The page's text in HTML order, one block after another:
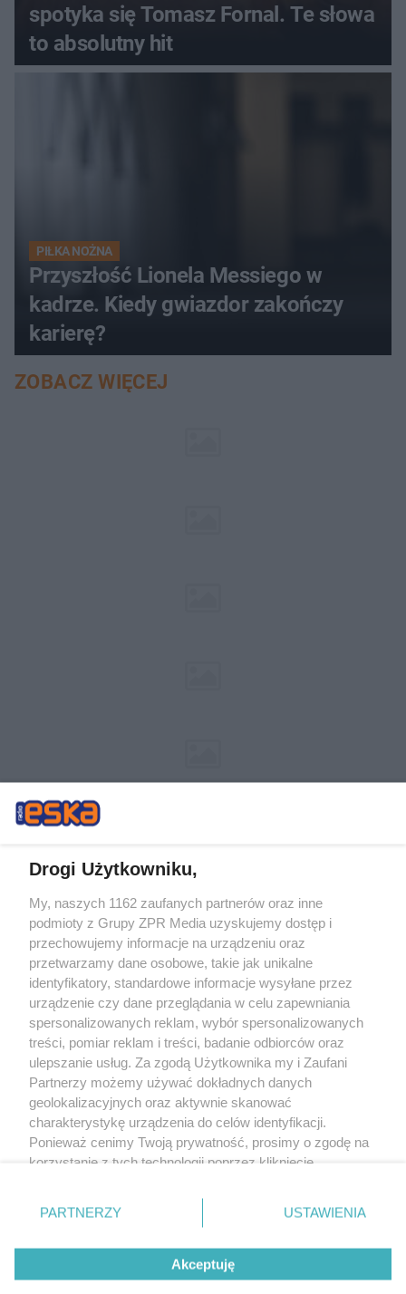
spotyka się Tomasz Fornal. Te słowa
to absolutny hit
PIŁKA NOŻNA
Przyszłość Lionela Messiego w
kadrze. Kiedy gwiazdor zakończy
karierę?
ZOBACZ WIĘCEJ
Żaden utwór zamieszczony w serwisie nie może być powielany i
rozpowszechniany lub dalej rozpowszechniany w jakikolwiek sposób (w
tym także elektroniczny lub mechaniczny) na jakimkolwiek polu
eksploatacji w jakiejkolwiek formie, włącznie z umieszczaniem w Internecie
bez pisemnej zgody właściciela praw. Jakiekolwiek użycie lub
wykorzystanie utworów w całości lub w części z naruszeniem prawa, tzn.
bez właściwej zgody, jest zabronione pod groźbą kary i może być ścigane
prawnie.
O nas
Drogi Użytkowniku,
My, naszych 1162 zaufanych partnerów oraz inne
podmioty z Grupy ZPR Media uzyskujemy dostęp i
przechowujemy informacje na urządzeniu oraz
przetwarzamy dane osobowe, takie jak unikalne
identyfikatory, standardowe informacje wysyłane przez
urządzenie czy dane przeglądania w celu zapewniania
spersonalizowanych reklam, wybór spersonalizowanych
treści, pomiar reklam i treści, badanie odbiorców oraz
ulepszanie usług. Za zgodą Użytkownika my i Zaufani
Partnerzy możemy używać dokładnych danych
geolokalizacyjnych oraz aktywnie skanować
charakterystykę urządzenia do celów identyfikacji.
Ponieważ cenimy Twoją prywatność, prosimy o zgodę na
korzystanie z tych technologii poprzez kliknięcie
zmienić/wycofać klikając przycisk ustawień prywatności
znajdujący się w lewym dolnym rogu strony
rodzaje przetwarzania danych nie wymagają zgody
użytkownika, ale masz prawo sprzeciwić się takiemu
przetwarzaniu. Preferencje będą miały zastosowanie tylko
PARTNERZY USTAWIENIA
Akceptuję